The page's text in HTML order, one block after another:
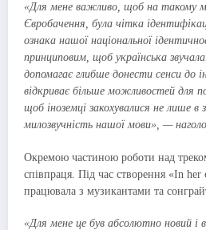
«Для мене важливо, щоб на такому
Євробачення, була чітка
ознака нашої національної
принциповим, щоб українська
допомагає глибше донести сенси до
відкриває більше можливостей для
щоб іноземці закохувалися не лише в
милозвучність нашої мови», —
Окремою частиною роботи над
співпраця. Під час створення «In her
працювала з музикантами та
«Для мене це був абсолютно новий і